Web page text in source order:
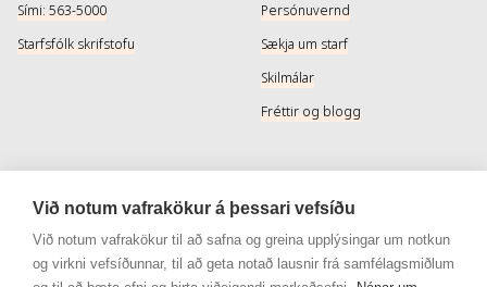
Sími: 563-5000
Starfsfólk skrifstofu
Persónuvernd
Sækja um starf
Skilmálar
Fréttir og blogg
Þjónusta
Afhendingarmöguleikar
Skilareglur
Samfélagsmiðlar
Instagram
Instagram - Snyrtivara
Við notum vafrakökur á þessari vefsíðu
Við notum vafrakökur til að safna og greina upplýsingar um notkun
og virkni vefsíðunnar, til að geta notað lausnir frá samfélagsmiðlum